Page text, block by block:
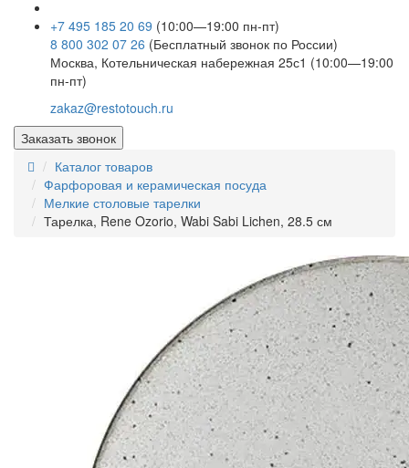
+7 495 185 20 69 (10:00—19:00 пн-пт)
8 800 302 07 26 (Бесплатный звонок по России)
Москва, Котельническая набережная 25с1 (10:00—19:00
пн-пт)
zakaz@restotouch.ru
Заказать звонок
Каталог товаров
Фарфоровая и керамическая посуда
Мелкие столовые тарелки
Тарелка, Rene Ozorio, Wabi Sabi Lichen, 28.5 см